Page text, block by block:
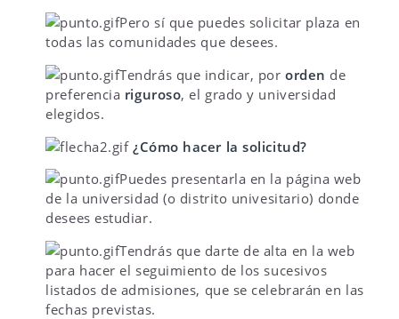
Pero sí que puedes solicitar plaza en
todas las comunidades que desees.
Tendrás que indicar, pororden de
preferencia riguroso, el grado y universidad
elegidos.
¿Cómo hacer la solicitud?
Puedes presentarla en la página web
de la universidad (o distrito univesitario) donde
desees estudiar.
Tendrás que darte de alta en la web
para hacer el seguimiento de los sucesivos
listados de admisiones, que se celebrarán en las
fechas previstas.